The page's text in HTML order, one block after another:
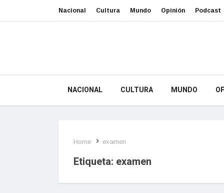
Nacional Cultura Mundo Opinión Podcast
NACIONAL CULTURA MUNDO
Home examen
Etiqueta: examen